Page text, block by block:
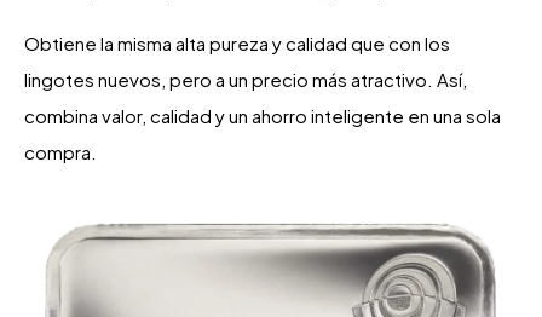
Obtiene la misma alta pureza y calidad que con los
lingotes nuevos, pero a un precio más atractivo. Así,
combina valor, calidad y un ahorro inteligente en una sola
compra.